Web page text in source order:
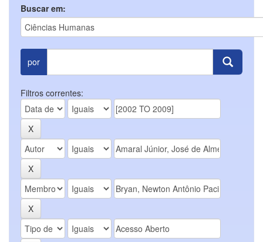
Buscar em:
por
Filtros correntes: